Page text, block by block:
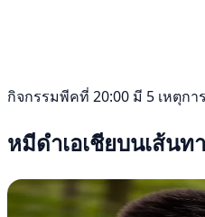
กิจกรรมพีคที่ 20:00 มี 5 เหตุก
หมีดำเอเชียบนเส้น